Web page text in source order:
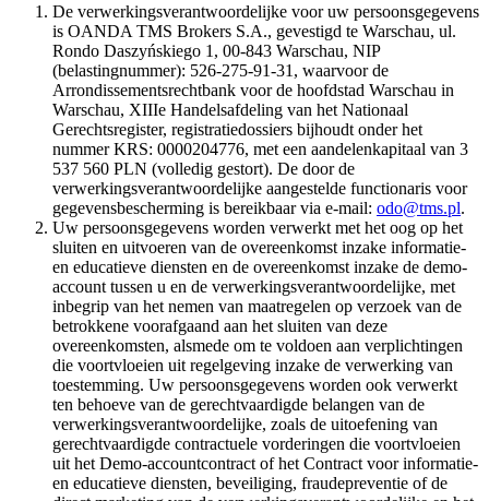
De verwerkingsverantwoordelijke voor uw persoonsgegevens
is OANDA TMS Brokers S.A., gevestigd te Warschau, ul.
Rondo Daszyńskiego 1, 00-843 Warschau, NIP
(belastingnummer): 526-275-91-31, waarvoor de
Arrondissementsrechtbank voor de hoofdstad Warschau in
Warschau, XIIIe Handelsafdeling van het Nationaal
Gerechtsregister, registratiedossiers bijhoudt onder het
nummer KRS: 0000204776, met een aandelenkapitaal van 3
537 560 PLN (volledig gestort). De door de
verwerkingsverantwoordelijke aangestelde functionaris voor
gegevensbescherming is bereikbaar via e-mail: odo@tms.pl.
Uw persoonsgegevens worden verwerkt met het oog op het
sluiten en uitvoeren van de overeenkomst inzake informatie-
en educatieve diensten en de overeenkomst inzake de demo-
account tussen u en de verwerkingsverantwoordelijke, met
inbegrip van het nemen van maatregelen op verzoek van de
betrokkene voorafgaand aan het sluiten van deze
overeenkomsten, alsmede om te voldoen aan verplichtingen
die voortvloeien uit regelgeving inzake de verwerking van
toestemming. Uw persoonsgegevens worden ook verwerkt
ten behoeve van de gerechtvaardigde belangen van de
verwerkingsverantwoordelijke, zoals de uitoefening van
gerechtvaardigde contractuele vorderingen die voortvloeien
uit het Demo-accountcontract of het Contract voor informatie-
en educatieve diensten, beveiliging, fraudepreventie of de